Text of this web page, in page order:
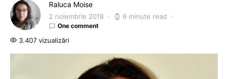
Raluca Moise
2 noiembrie 2018 6 minute read
One comment
3.407 vizualizări